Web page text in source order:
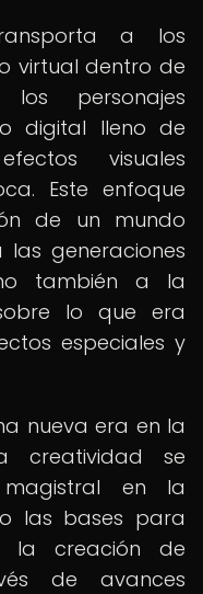
a los
virtual dentro de
personajes
digital lleno de
visuales
Este enfoque
de un mundo
generaciones
también a la
lo que era
especiales y
nueva era en la
se
en la
las bases para
la creación de
de avances